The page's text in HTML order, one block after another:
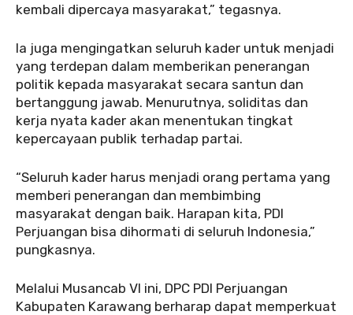
kembali dipercaya masyarakat,” tegasnya.
Ia juga mengingatkan seluruh kader untuk menjadi
yang terdepan dalam memberikan penerangan
politik kepada masyarakat secara santun dan
bertanggung jawab. Menurutnya, soliditas dan
kerja nyata kader akan menentukan tingkat
kepercayaan publik terhadap partai.
“Seluruh kader harus menjadi orang pertama yang
memberi penerangan dan membimbing
masyarakat dengan baik. Harapan kita, PDI
Perjuangan bisa dihormati di seluruh Indonesia,”
pungkasnya.
Melalui Musancab VI ini, DPC PDI Perjuangan
Kabupaten Karawang berharap dapat memperkuat